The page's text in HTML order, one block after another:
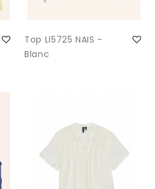
Top LI5725 NAIS -
Blanc